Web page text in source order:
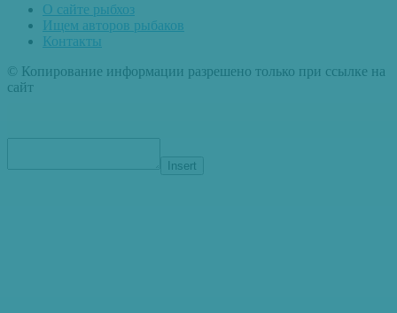
О сайте рыбхоз
Ищем авторов рыбаков
Контакты
© Копирование информации разрешено только при ссылке на
сайт
Insert